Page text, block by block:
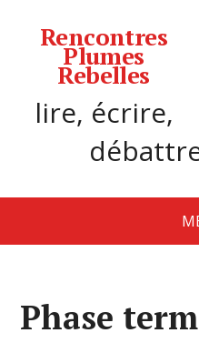
Rencontres
Plumes
Rebelles
lire, écrire,
Phase